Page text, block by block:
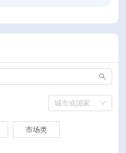
城市或国家
市场类